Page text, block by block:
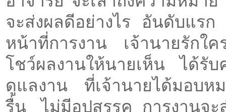
จะส่งผลดีอย่างไร อันดับแร
หน้าที่การงาน เจ้านายรัก
โชว์ผลงานให้นายเห็น ได้รั
ดูแลงาน ที่เจ้านายได้มอบ
รื่น ไม่มีอุปสรรค การงานจ